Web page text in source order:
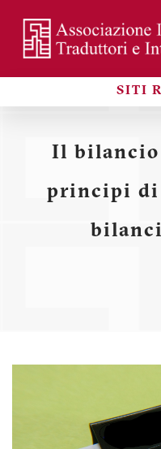
contenuto
principale
SITI
Il bilancio
principi di